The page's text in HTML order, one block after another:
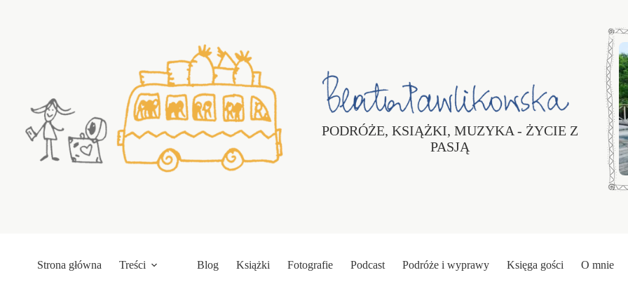
PODRÓŻE, KSIĄŻKI, MUZYKA - ŻYCIE Z
PASJĄ
Strona główna Treści Blog Książki Fotografie Podcast Podróże i wyprawy Księga gości O mnie